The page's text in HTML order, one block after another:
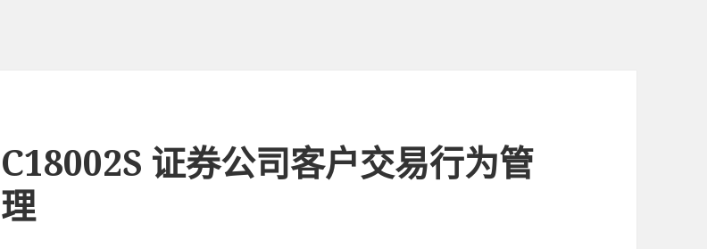
C18002S 证券公司客户交易行为管
理